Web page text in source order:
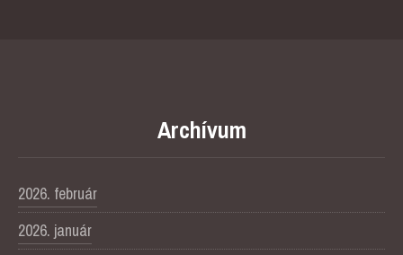
Archívum
2026. február
2026. január